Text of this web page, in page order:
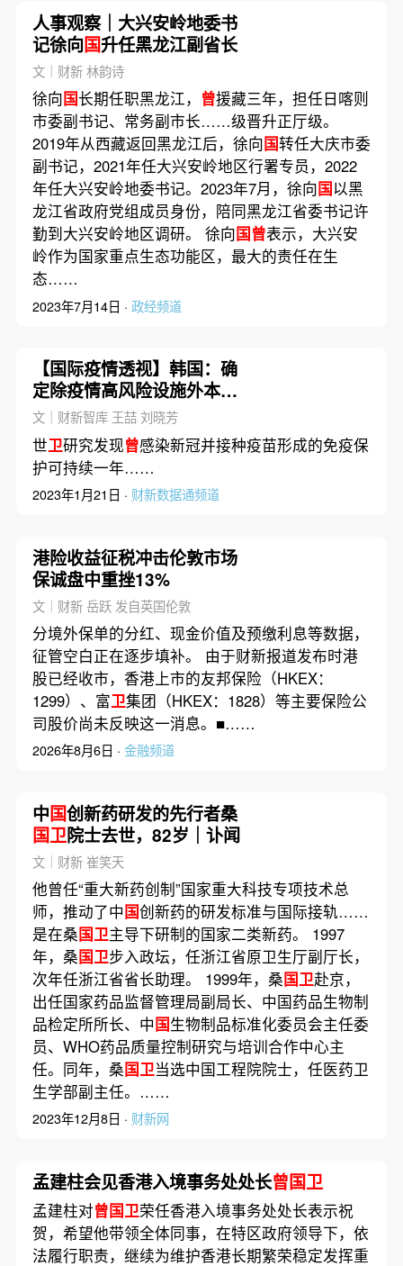
人事观察｜大兴安岭地委书
记徐向国升任黑龙江副省长
文｜财新 林韵诗
徐向国长期任职黑龙江， 曾援藏三年，担任日喀则
市委副书记、常务副市长……级晋升正厅级。
2019年从西藏返回黑龙江后，徐向国转任大庆市委
副书记，2021年任大兴安岭地区行署专员，2022
年任大兴安岭地委书记。2023年7月，徐向国以黑
龙江省政府党组成员身份，陪同黑龙江省委书记许
勤到大兴安岭地区调研。 徐向国曾表示，大兴安
岭作为国家重点生态功能区，最大的责任在生
态……
2023年7月14日 · 政经频道
【国际疫情透视】韩国：确
定除疫情高风险设施外本月
30日起室内口罩令解除（1
月20日）
文｜财新智库 王喆 刘晓芳
世卫研究发现曾感染新冠并接种疫苗形成的免疫保
护可持续一年……
2023年1月21日 · 财新数据通频道
港险收益征税冲击伦敦市场
保诚盘中重挫13%
文｜财新 岳跃 发自英国伦敦
分境外保单的分红、现金价值及预缴利息等数据，
征管空白正在逐步填补。 由于财新报道发布时港
股已经收市，香港上市的友邦保险（HKEX：
1299）、富卫集团（HKEX：1828）等主要保险公
司股价尚未反映这一消息。■……
2026年8月6日 · 金融频道
中国创新药研发的先行者桑
国卫院士去世，82岁｜讣闻
文｜财新 崔笑天
他曾任“重大新药创制”国家重大科技专项技术总
师，推动了中国创新药的研发标准与国际接轨……
是在桑国卫主导下研制的国家二类新药。 1997
年，桑国卫步入政坛，任浙江省原卫生厅副厅长，
次年任浙江省省长助理。 1999年，桑国卫赴京，
出任国家药品监督管理局副局长、中国药品生物制
品检定所所长、中国生物制品标准化委员会主任委
员、WHO药品质量控制研究与培训合作中心主
任。同年，桑国卫当选中国工程院院士，任医药卫
生学部副主任。……
2023年12月8日 · 财新网
孟建柱会见香港入境事务处处长曾国卫
孟建柱对曾国卫荣任香港入境事务处处长表示祝
贺，希望他带领全体同事，在特区政府领导下，依
法履行职责，继续为维护香港长期繁荣稳定发挥重